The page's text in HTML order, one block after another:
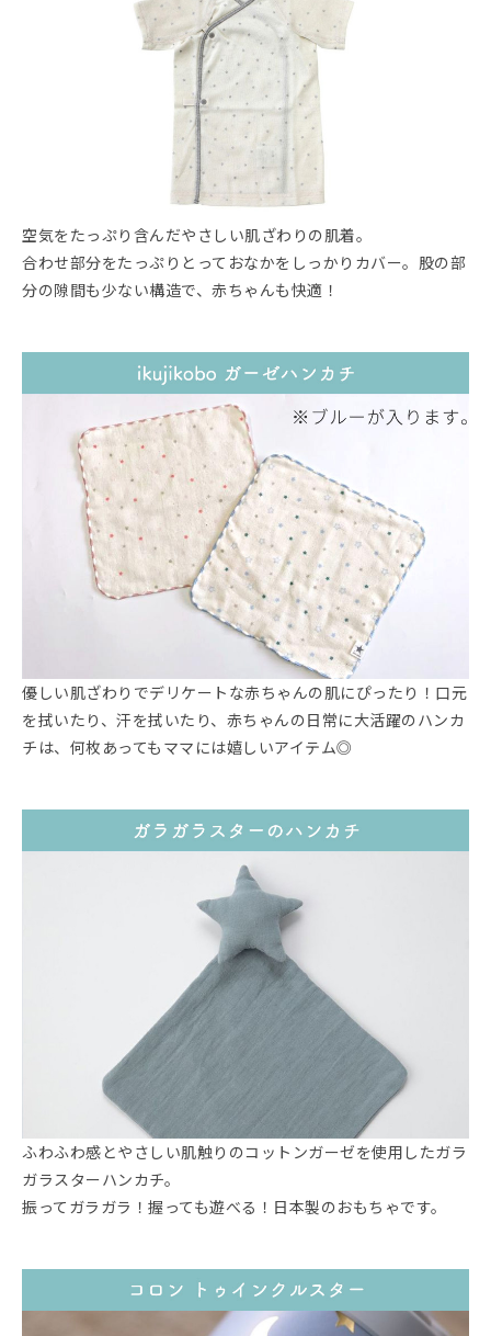
空気をたっぷり含んだやさしい肌ざわりの肌着。
合わせ部分をたっぷりとっておなかをしっかりカバー。股の部
分の隙間も少ない構造で、赤ちゃんも快適！
優しい肌ざわりでデリケートな赤ちゃんの肌にぴったり！口元
を拭いたり、汗を拭いたり、赤ちゃんの日常に大活躍のハンカ
チは、何枚あってもママには嬉しいアイテム◎
ふわふわ感とやさしい肌触りのコットンガーゼを使用したガラ
ガラスターハンカチ。
振ってガラガラ！握っても遊べる！日本製のおもちゃです。